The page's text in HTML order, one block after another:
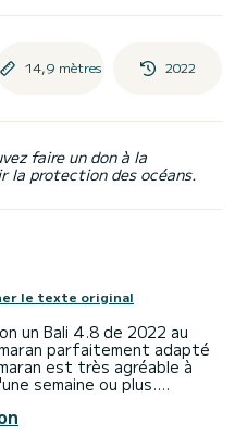
14,9 mètres 2022
faire un don à la
la protection des océans.
le texte original
un Bali 4.8 de 2022 au
parfaitement adapté
est très agréable à
semaine ou plus.
au confort total et d'une
longueur totale de 15